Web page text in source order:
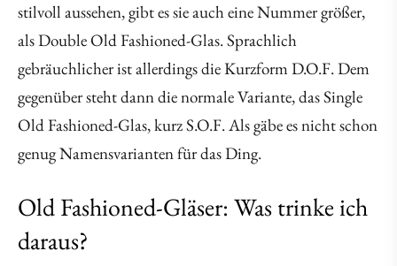
stilvoll aussehen, gibt es sie auch eine Nummer größer,
als Double Old Fashioned-Glas. Sprachlich
gebräuchlicher ist allerdings die Kurzform D.O.F. Dem
gegenüber steht dann die normale Variante, das Single
Old Fashioned-Glas, kurz S.O.F. Als gäbe es nicht schon
genug Namensvarianten für das Ding.
Old Fashioned-Gläser: Was trinke ich
daraus?